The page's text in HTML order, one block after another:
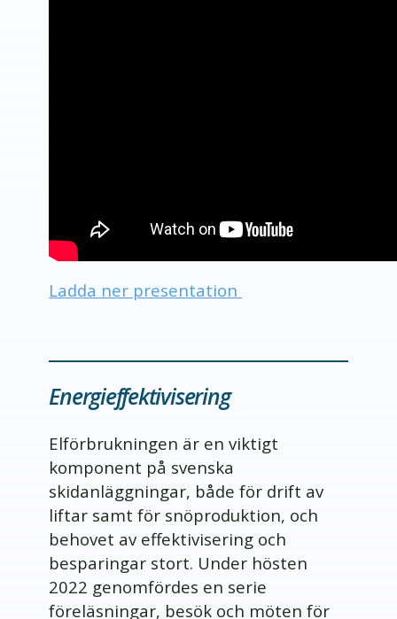
Ladda ner presentation
Energieffektivisering
Elförbrukningen är en viktigt
komponent på svenska
skidanläggningar, både för drift av
liftar samt för snöproduktion, och
behovet av effektivisering och
besparingar stort. Under hösten
2022 genomfördes en serie
föreläsningar, besök och möten för